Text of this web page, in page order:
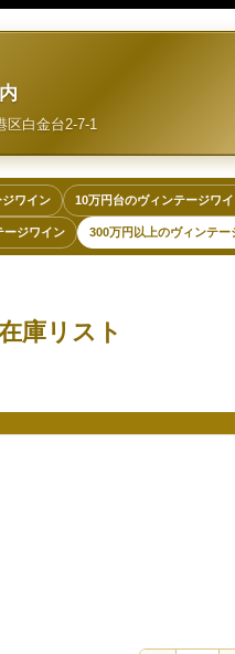
区白金台2-7-1
ワイン 10万円台のヴィンテージワ
ージワイン 300万円以上のヴィンテー
庫リスト